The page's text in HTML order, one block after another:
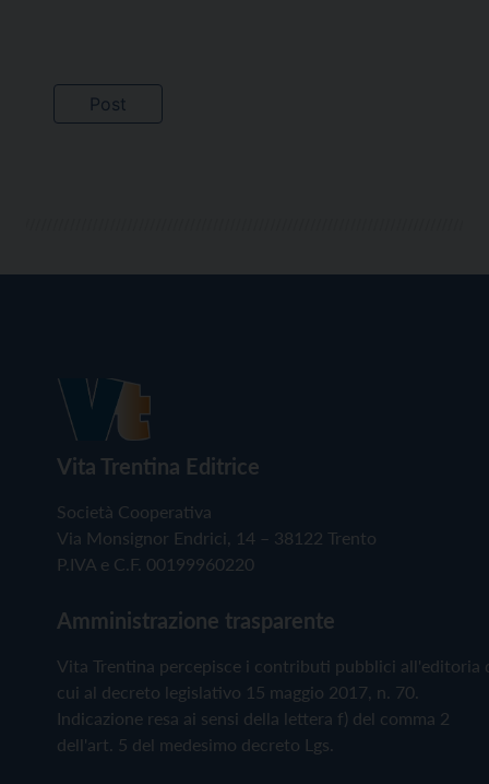
Vita Trentina Editrice
Società Cooperativa
Via Monsignor Endrici, 14 – 38122 Trento
P.IVA e C.F. 00199960220
Amministrazione trasparente
Vita Trentina percepisce i contributi pubblici all'editoria
cui al decreto legislativo 15 maggio 2017, n. 70.
Indicazione resa ai sensi della lettera f) del comma 2
dell'art. 5 del medesimo decreto Lgs.